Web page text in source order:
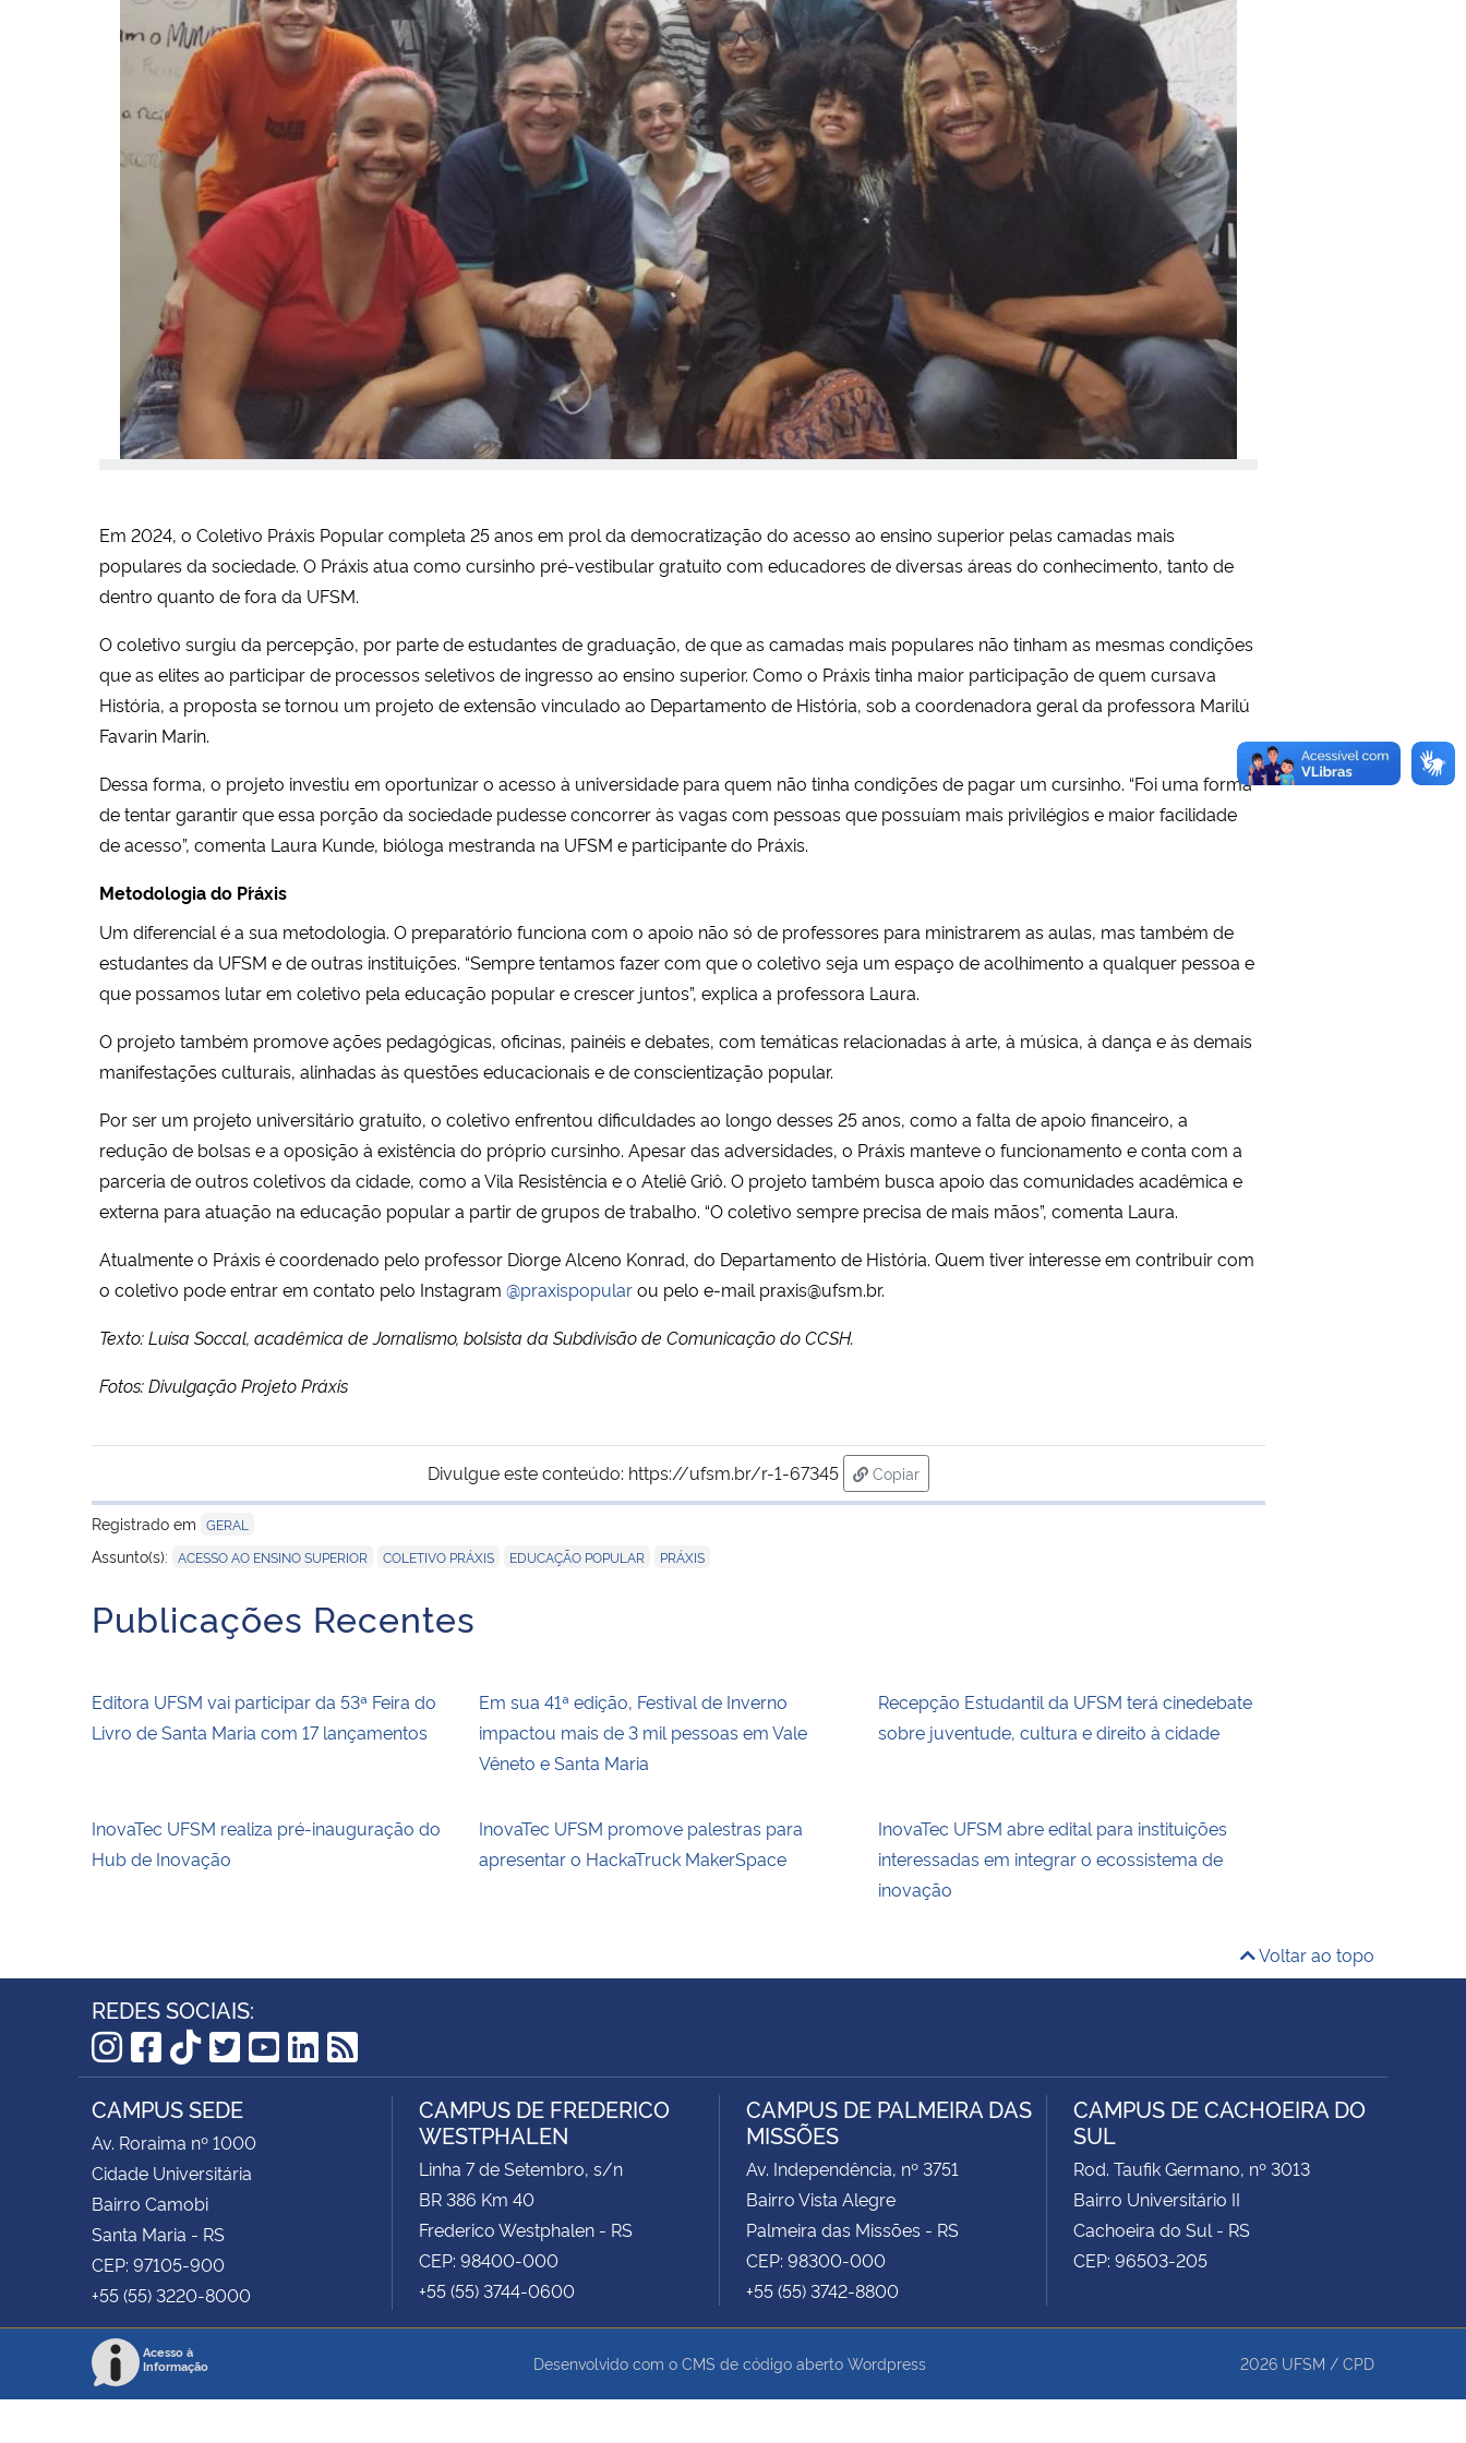
Em 2024, o Coletivo Práxis Popular completa 25 anos em prol da democratização do acesso ao ensino superior pelas camadas mais
populares da sociedade. O Práxis atua como cursinho pré-vestibular gratuito com educadores de diversas áreas do conhecimento, tanto de
dentro quanto de fora da UFSM.
O coletivo surgiu da percepção, por parte de estudantes de graduação, de que ascamadas mais populares não tinham as mesmas condições
que as elites ao participar de processos seletivos de ingresso ao ensino superior. Como o Práxis tinha maior participação de quem cursava
História, a proposta se tornou um projeto de extensão vinculado ao Departamento de História, sob a coordenadora geral da professora Marilú
Favarin Marin.
Dessa forma, o projeto investiu em oportunizar o acesso à universidade para quem não tinha condições de pagar um cursinho. “Foi uma forma
de tentar garantir que essa porção da sociedade pudesse concorrer às vagas com pessoas que possuíam mais privilégios e maior facilidade
de acesso”, comenta Laura Kunde, bióloga mestranda na UFSM e participante do Práxis.
Metodologia do P´ráxis
Um diferencial é a sua metodologia. O preparatório funciona com o apoio não só de professores para ministrarem as aulas, mas também de
estudantes da UFSM e de outras instituições. “Sempre tentamos fazer com que o coletivo seja um espaço de acolhimento a qualquer pessoa e
que possamos lutar em coletivo pela educação popular e crescer juntos”, explica a professora Laura.
O projeto também promove ações pedagógicas, oficinas, painéis e debates, com temáticas relacionadas à arte, à música, à dança e às demais
manifestações culturais, alinhadas às questões educacionais e de conscientização popular.
Por ser um projeto universitário gratuito, o coletivo enfrentou dificuldades ao longo desses 25 anos, como a falta de apoio financeiro, a
redução de bolsas e a oposição à existência do próprio cursinho. Apesar das adversidades, o Práxis manteve o funcionamento e conta com a
parceria de outros coletivos da cidade, como a Vila Resistência e o Ateliê Griô. O projeto também busca apoio das comunidades acadêmica e
externa para atuação na educação popular a partir de grupos de trabalho. “O coletivo sempre precisa de mais mãos”, comenta Laura.
Atualmente o Práxis é coordenado pelo professor Diorge Alceno Konrad, do Departamento de História. Quem tiver interesse em contribuir com
o coletivo pode entrar em contato pelo Instagram @praxispopularou pelo e-mail praxis@ufsm.br.
Texto: Luísa Soccal, acadêmica de Jornalismo, bolsista da Subdivisão de Comunicação do CCSH.
Fotos: Divulgação Projeto Práxis
Divulgue este conteúdo: https://ufsm.br/r-1-67345
Copiar
para área de transferência
Registrado em GERAL
Assunto(s): ACESSO AO ENSINO SUPERIOR COLETIVO PRÁXIS EDUCAÇÃO POPULAR PRÁXIS
Publicações Recentes
Editora UFSM vai participar da 53ª Feira do
Livro de Santa Maria com 17 lançamentos
Em sua 41ª edição, Festival de Inverno
impactou mais de 3 mil pessoas em Vale
Vêneto e Santa Maria
Recepção Estudantil da UFSM terá cinedebate
sobre juventude, cultura e direito à cidade
InovaTec UFSM realiza pré-inauguração do
Hub de Inovação
InovaTec UFSM promove palestras para
apresentar o HackaTruck MakerSpace
InovaTec UFSM abre edital para instituições
interessadas em integrar o ecossistema de
inovação
Voltar ao topo
REDES SOCIAIS:
Instagram
Facebook
TikTok
Twitter
YouTube
LinkedIn
RSS
CAMPUS SEDE
Av. Roraima nº 1000
Cidade Universitária
Bairro Camobi
Santa Maria - RS
CEP: 97105-900
+55 (55) 3220-8000
CAMPUS DE FREDERICO
WESTPHALEN
Linha 7 de Setembro, s/n
BR 386 Km 40
Frederico Westphalen - RS
CEP: 98400-000
+55 (55) 3744-0600
CAMPUS DE PALMEIRA DAS
MISSÕES
Av. Independência, nº 3751
Bairro Vista Alegre
Palmeira das Missões - RS
CEP: 98300-000
+55 (55) 3742-8800
CAMPUS DE CACHOEIRA DO
SUL
Rod. Taufik Germano, nº 3013
Bairro Universitário II
Cachoeira do Sul - RS
CEP: 96503-205
Acesso à
Informação
Desenvolvido com o CMS de código aberto Wordpress 2026 UFSM / CPD